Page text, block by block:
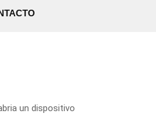
un dispositivo